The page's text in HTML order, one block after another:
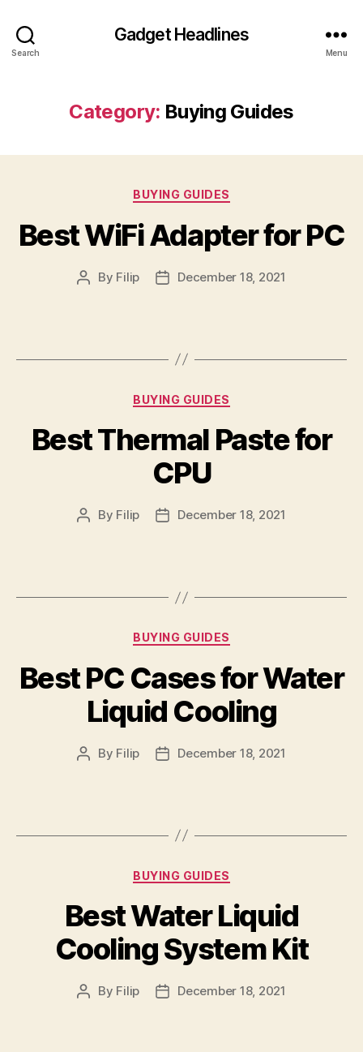
Search
Gadget Headlines
Menu
Category: Buying Guides
Categories
BUYING GUIDES
Best WiFi Adapter for PC
Post
By Filip
PostDecember 18, 2021
Categories
BUYING GUIDES
Best Thermal Paste for
CPU
Post
By Filip
PostDecember 18, 2021
Categories
BUYING GUIDES
Best PC Cases for Water
Liquid Cooling
Post
By Filip
PostDecember 18, 2021
Categories
BUYING GUIDES
Best Water Liquid
Cooling System Kit
Post
By Filip
PostDecember 18, 2021